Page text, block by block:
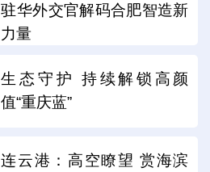
驻华外交官解码合肥智造新
力量
生态守护 持续解锁高颜
值“重庆蓝”
连云港：高空瞭望 赏海滨